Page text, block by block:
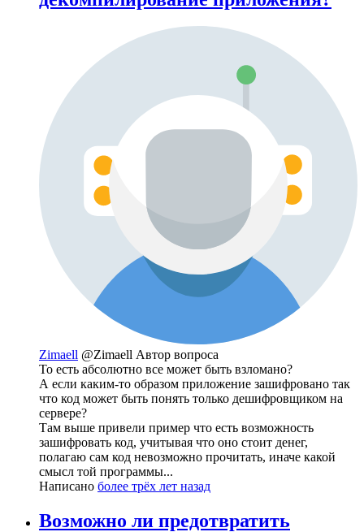
Zimaell @Zimaell Автор вопроса
То есть абсолютно все может быть взломано?
А если каким-то образом приложение зашифровано так
что код может быть понять только дешифровщиком на
сервере?
Там выше привели пример что есть возможность
зашифровать код, учитывая что оно стоит денег,
полагаю сам код невозможно прочитать, иначе какой
смысл той программы...
Написано более трёх лет назад
Возможно ли предотвратить